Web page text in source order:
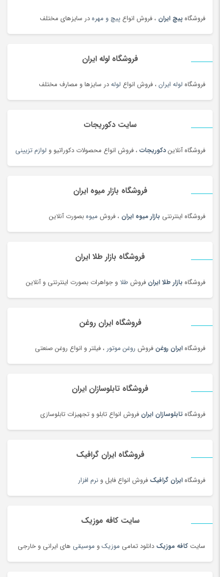
فروشگاهپیچ ایران ، فروش انواع پیچ و مهرهدر سایزهای مختلف
فروشگاه لوله ایران
فروشگاه لوله ایران ، فروش انواع لولهدر سایزها و مصارف مختلف
سایت دکوریجات
فروشگاه آنلایندکوریجات ، فروش انواع محصولات دکوراتیو و لوازم تزیینی
فروشگاه بازار میوه ایران
فروشگاه اینترنتی بازار میوه ایران ، فروش میوهبصورت آنلاین
فروشگاه بازار طلا ایران
فروشگاه بازار طلا ایران فروشطلا و جواهرات بصورت اینترنتی و آنلاین
فروشگاه ایران روغن
فروشگاهایران روغن فروش روغن موتور ، فیلتر و انواع روغن صنعتی
فروشگاه تابلوسازان ایران
فروشگاهتابلوسازان ایران فروش انواع تابلو و تجهیزات تابلوسازی
فروشگاه ایران گرافیک
فروشگاهایران گرافیک فروش انواع فایل و نرم افزار
سایت کافه موزیک
سایت کافه موزیک دانلود تمامی موزیکو موسیقی های ایرانی و خارجی